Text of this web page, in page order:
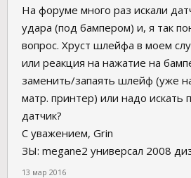
На форуме много раз искали
удара (под бампером) и, я так
вопрос. Хруст шлейфа в моем
или реакция на нажатие на
заменить/запаять шлейф (уже
матр. принтер) или надо искать
датчик?
С уважением, Grin
ЗЫ: megane2 универсал 2008
13 мар 2016